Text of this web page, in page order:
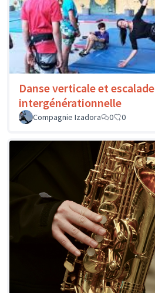
Danse verticale et escalade
intergénérationnelle
Compagnie Izadora
0 0